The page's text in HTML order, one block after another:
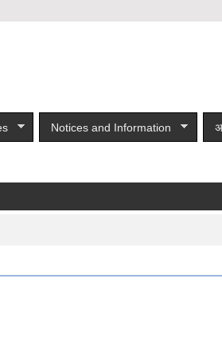
Notices and Information